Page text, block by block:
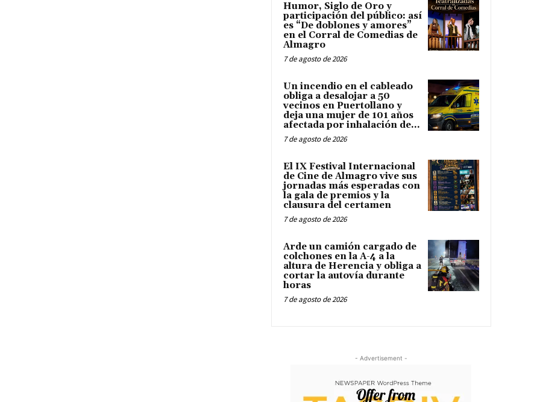
Humor, Siglo de Oro y
participación del público: así
es “De doblones y amores”
en el Corral de Comedias de
Almagro
7 de agosto de 2026
Un incendio en el cableado
obliga a desalojar a 50
vecinos en Puertollano y
deja una mujer de 101 años
afectada por inhalación de...
7 de agosto de 2026
El IX Festival Internacional
de Cine de Almagro vive sus
jornadas más esperadas con
la gala de premios y la
clausura del certamen
7 de agosto de 2026
Arde un camión cargado de
colchones en la A-4 a la
altura de Herencia y obliga a
cortar la autovía durante
horas
7 de agosto de 2026
- Advertisement -